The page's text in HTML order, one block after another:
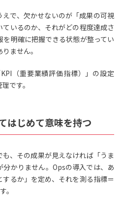
で、欠かせないのが「成果の可視
いるのか、それがどの程度達成さ
明確に把握できる状態が整ってい
ません。
（重要業績評価指標）」の設定
です。
はじめて意味を持つ
も、その成果が見えなければ「うま
分かりません。Opsの導入では、あ
るか」を定め、それを測る指標＝
。